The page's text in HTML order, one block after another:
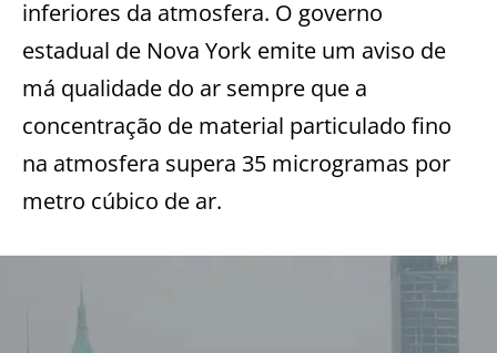
inferiores da atmosfera. O governo
estadual de Nova York emite um aviso de
má qualidade do ar sempre que a
concentração de material particulado fino
na atmosfera supera 35 microgramas por
metro cúbico de ar.